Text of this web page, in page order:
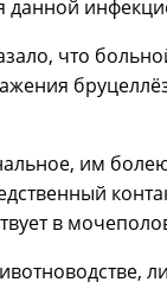
данной
что
им
в